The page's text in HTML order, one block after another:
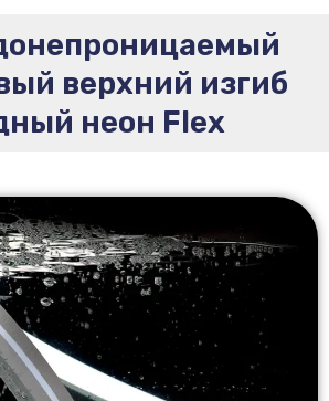
верхний изгиб
неон Flex